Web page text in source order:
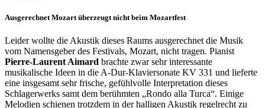
Ausgerechnet Mozart überzeugt nicht beim Mozartfest
Leider wollte die Akustik dieses Raums ausgerechnet die Musik
vom Namensgeber des Festivals, Mozart, nicht tragen. Pianist
Pierre-Laurent Aimard brachte zwar sehr interessante
musikalische Ideen in die A-Dur-Klaviersonate KV 331 und lieferte
eine insgesamt sehr frische, gefühlvolle Interpretation dieses
Schlagerwerks samt dem berühmten „Rondo alla Turca“. Einige
Melodien schienen trotzdem in der halligen Akustik regelrecht zu